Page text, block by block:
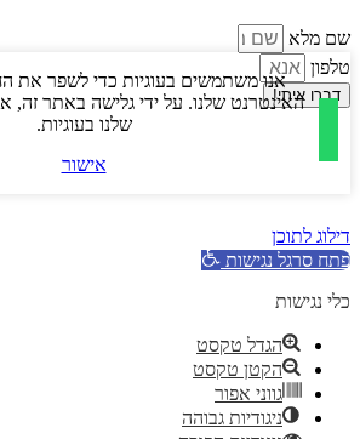
אנו משתמשים בעוגיות כדי לשפר את
האינטרנט שלנו. על ידי גלישה באתר זה,
שלנו בעוגיות.
אישור
שם מלא
טלפון
דברו איתי!
דילוג לתוכן
פתח סרגל נגישות
כלי נגישות
הגדל טקסט
הקטן טקסט
גווני אפור
ניגודיות גבוהה